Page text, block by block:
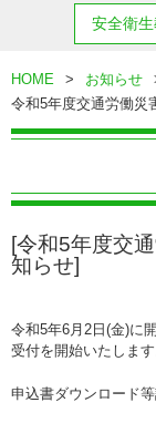
安全衛
HOME > お知らせ
令和5年度交通労働災
[令和5年度交
知らせ]
令和5年6月2日(金)に
受付を開始いたします
申込書ダウンロード